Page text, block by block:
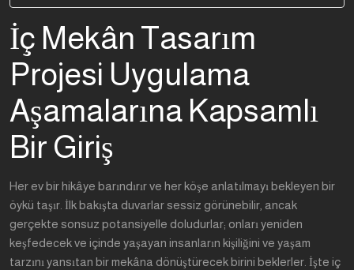
İç Mekân Tasarım
Projesi Uygulama
Aşamalarına Kapsamlı
Bir Giriş
Her ev bir hikâye barındırır ve her köşe anlatılmayı bekleyen bir
öykü taşır. İlk bakışta duvarlar sessiz görünebilir, ancak
gerçekte sonsuz potansiyelle doludurlar; onları yeniden
keşfedecek ve içinde yaşayan insanların kişiliğini ve yaşam
tarzını yansıtan bir mekâna dönüştürecek birini beklerler. İşte iç